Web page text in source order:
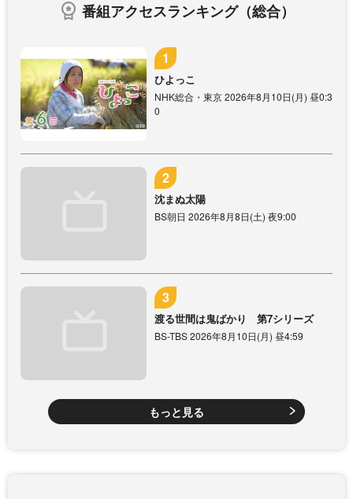
番組アクセスランキング（総合）
ひよっこ
NHK総合・東京 2026年8月10日(月) 昼0:3
0
沈まぬ太陽
BS朝日 2026年8月8日(土) 夜9:00
渡る世間は鬼ばかり 第7シリーズ
BS-TBS 2026年8月10日(月) 昼4:59
もっと見る